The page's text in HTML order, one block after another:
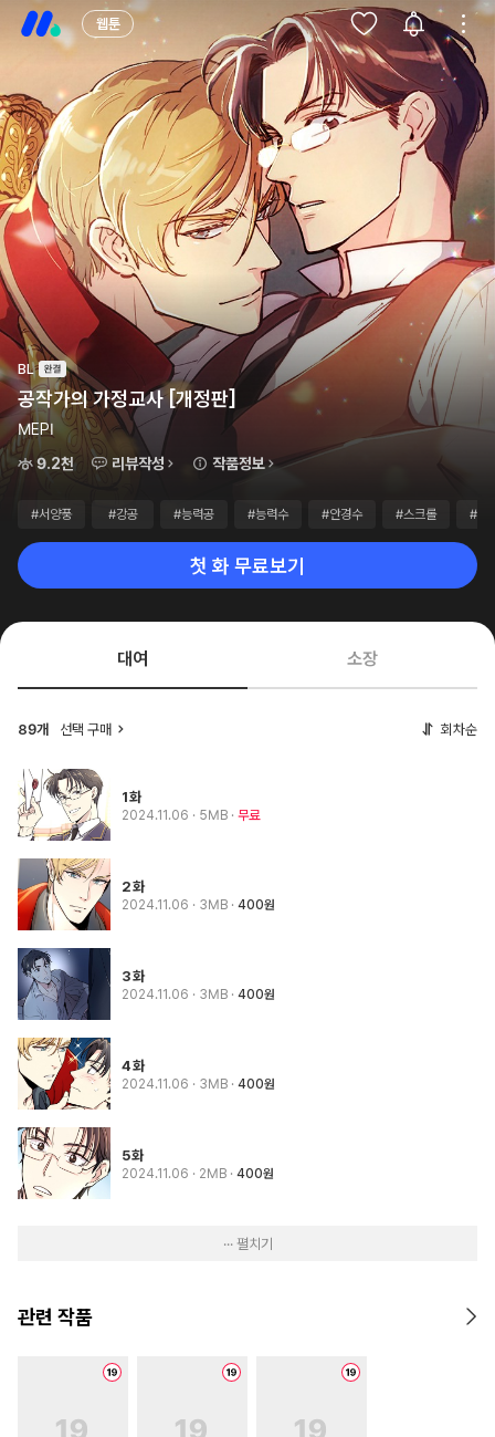
웹툰
BL
공작가의 가정교사 [개정판]
MEPI
9.2천
리뷰작성 작품정보
#서양풍 #강공 #능력공 #능력수 #안경수 #스크롤 #3
첫 화 무료보기
대여 소장
89개 선택 구매 회차순
1화
2024.11.06 · 5MB 무료
2화
2024.11.06 · 3MB 400원
3화
2024.11.06 · 3MB 400원
4화
2024.11.06 · 3MB 400원
5화
2024.11.06 · 2MB 400원
··· 펼치기
관련 작품